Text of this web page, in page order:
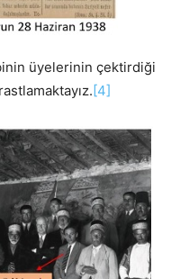
üyelerinin çektirdiği
[4]